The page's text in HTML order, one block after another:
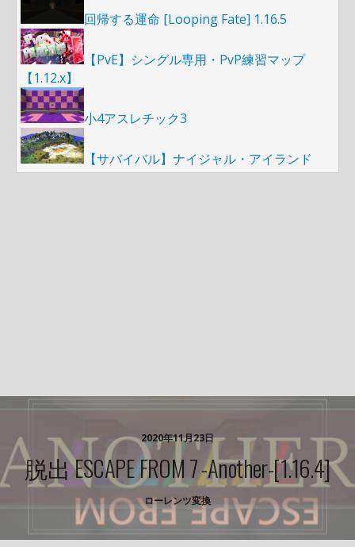
回帰する運命 [Looping Fate] 1.16.5
【PvE】シングル専用・PvP練習マップ
【1.12.x】
小4アスレチック3
【サバイバル】ナイジャル・アイランド
2020年11月23日
脱出 ESCAPE FROM 7 -another-[1.16.4]
ローレンツ変換